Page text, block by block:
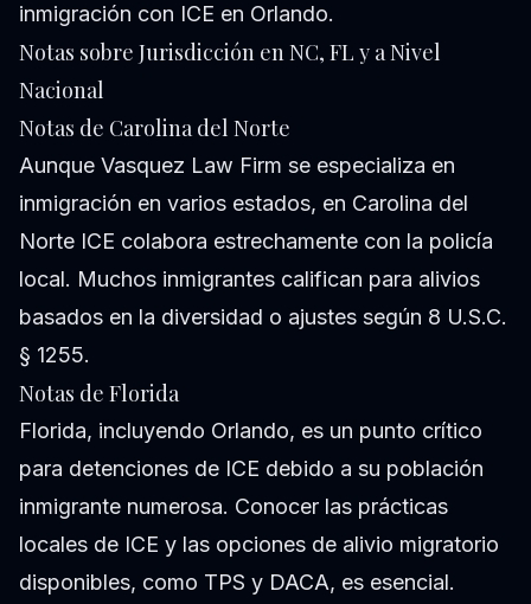
inmigración con ICE en Orlando.
Notas sobre Jurisdicción en NC, FL y a Nivel
Nacional
Notas de Carolina del Norte
Aunque Vasquez Law Firm se especializa en
inmigración en varios estados, en Carolina del
Norte ICE colabora estrechamente con la policía
local. Muchos inmigrantes califican para alivios
basados en la diversidad o ajustes según 8 U.S.C.
§ 1255.
Notas de Florida
Florida, incluyendo Orlando, es un punto crítico
para detenciones de ICE debido a su población
inmigrante numerosa. Conocer las prácticas
locales de ICE y las opciones de alivio migratorio
disponibles, como TPS y DACA, es esencial.